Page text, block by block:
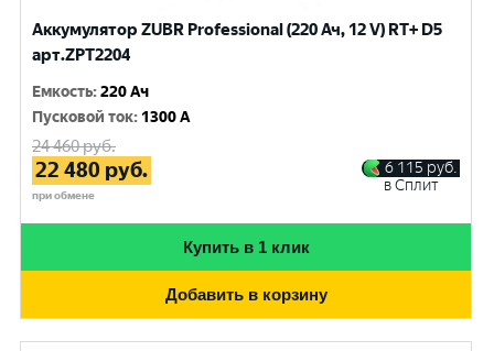
Аккумулятор ZUBR Professional (220 Ач, 12 V) RT+ D5
арт.ZPT2204
Емкость:220 Ач
Пусковой ток: 1300 A
24 460руб.
22 480 руб.
при обмене
6 115 руб.
в Сплит
Купить в 1 клик
Добавить в корзину